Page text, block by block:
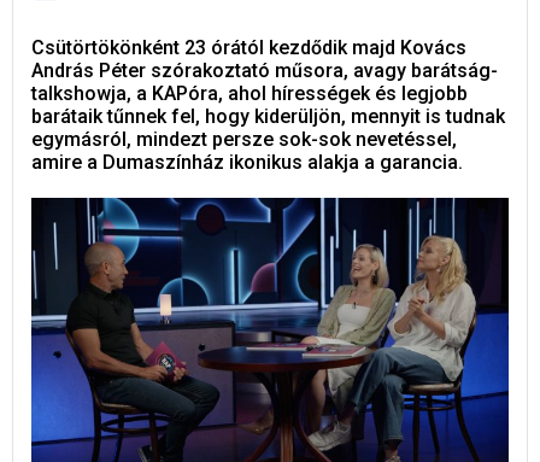
Csütörtökönként 23 órától kezdődik majd Kovács
András Péter szórakoztató műsora, avagy barátság-
talkshowja, a KAPóra, ahol hírességek és legjobb
barátaik tűnnek fel, hogy kiderüljön, mennyit is tudnak
egymásról, mindezt persze sok-sok nevetéssel,
amire a Dumaszínház ikonikus alakja a garancia.